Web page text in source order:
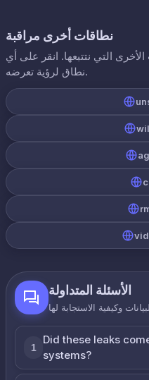
نطاقات أخرى مراقبة
التي نتتبعها. انقر على أي
نطاق لرؤية تعرضه.
الأسئلة المتداولة
وكيفية الاستجابة لها
1
Did these leaks
systems?